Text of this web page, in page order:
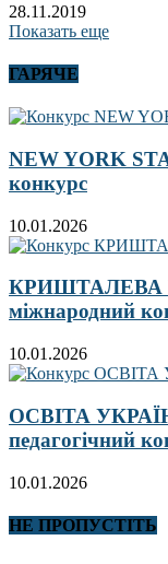
28.11.2019
Показать еще
ГАРЯЧЕ
NEW YORK
конкурс
10.01.2026
КРИШТАЛЕВА
міжнародний
10.01.2026
ОСВІТА
педагогічний
10.01.2026
НЕ ПРОПУСТІТЬ